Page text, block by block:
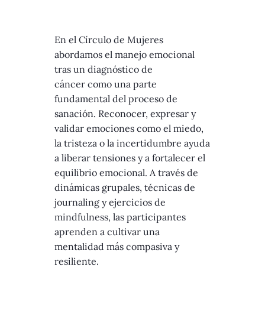
En el Círculo de Mujeres
abordamos el manejo emocional
tras un diagnóstico de
cáncer como una parte
fundamental del proceso de
sanación. Reconocer, expresar y
validar emociones como el miedo,
la tristeza o la incertidumbre ayuda
a liberar tensiones y a fortalecer el
equilibrio emocional. A través de
dinámicas grupales, técnicas de
journaling y ejercicios de
mindfulness, las participantes
aprenden a cultivar una
mentalidad más compasiva y
resiliente.